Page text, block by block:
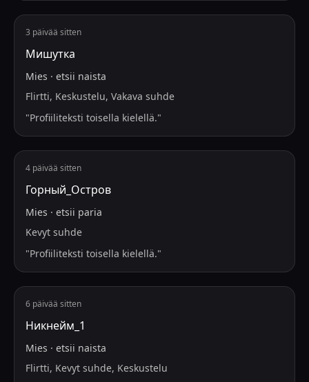
3 päivää sitten
Мишутка
Mies · etsii naista
Flirtti, Keskustelu, Vakava suhde
"Profiiliteksti toisella kielellä."
4 päivää sitten
Горный_Остров
Mies · etsii paria
Kevyt suhde
"Profiiliteksti toisella kielellä."
6 päivää sitten
Никнейм_1
Mies · etsii naista
Flirtti, Kevyt suhde, Keskustelu